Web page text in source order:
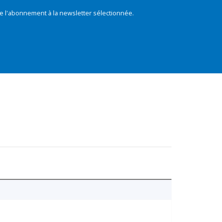
à la newsletter sélectionnée.